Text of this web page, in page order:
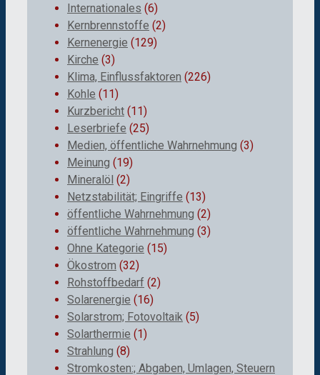
Internationales (6)
Kernbrennstoffe (2)
Kernenergie (129)
Kirche (3)
Klima, Einflussfaktoren (226)
Kohle (11)
Kurzbericht (11)
Leserbriefe (25)
Medien, öffentliche Wahrnehmung (3)
Meinung (19)
Mineralöl (2)
Netzstabilität; Eingriffe (13)
öffentliche Wahrnehmung (2)
öffentliche Wahrnehmung (3)
Ohne Kategorie (15)
Ökostrom (32)
Rohstoffbedarf (2)
Solarenergie (16)
Solarstrom; Fotovoltaik (5)
Solarthermie (1)
Strahlung (8)
Stromkosten:; Abgaben, Umlagen, Steuern